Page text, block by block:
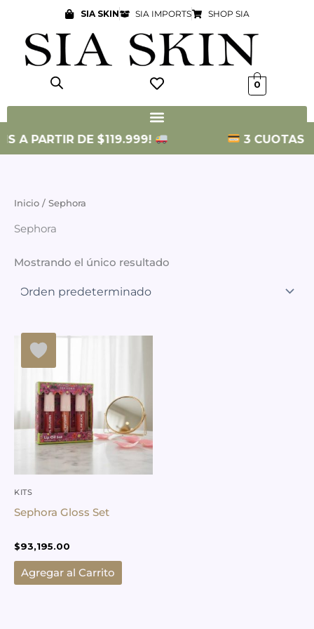
contenido
SIA SKIN SIA IMPORTS SHOP SIA
0
A PARTIR DE $119.999! 3 CUOTAS
Inicio / Sephora
Sephora
Mostrando el único resultado
KITS
Sephora Gloss Set
$93,195.00
Agregar al Carrito